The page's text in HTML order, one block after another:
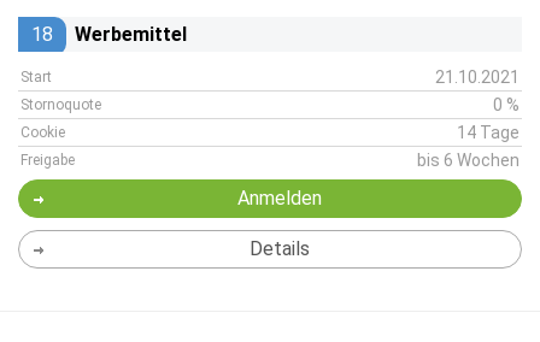
18 Werbemittel
Start 21.10.2021
Stornoquote 0 %
Cookie 14 Tage
Freigabe bis 6 Wochen
Anmelden
Details